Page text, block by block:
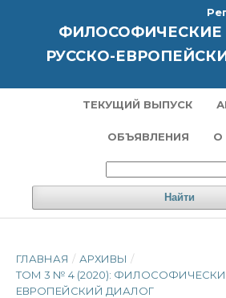
ФИЛОСОФИЧЕСКИЕ
РУССКО-
ТЕКУЩИЙ ВЫПУСК
ОБЪЯВЛЕНИЯ О
Найти
ГЛАВНАЯ / АРХИВЫ /
ТОМ 3 № 4 (2020):
ЕВРОПЕЙСКИЙ ДИАЛОГ